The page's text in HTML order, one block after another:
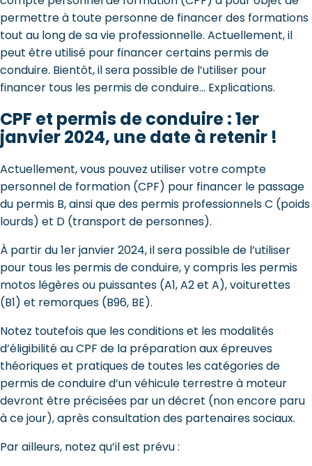
permettre à toute personne de financer des formations
tout au long de sa vie professionnelle. Actuellement, il
peut être utilisé pour financer certains permis de
conduire. Bientôt, il sera possible de l’utiliser pour
financer tous les permis de conduire… Explications.
CPF et permis de conduire : 1er
janvier 2024, une date à retenir !
Actuellement, vous pouvez utiliser votre compte
personnel de formation (CPF) pour financer le passage
du permis B, ainsi que des permis professionnels C (poids
lourds) et D (transport de personnes).
À partir du 1er janvier 2024, il sera possible de l’utiliser
pour tous les permis de conduire, y compris les permis
motos légères ou puissantes (A1, A2 et A), voiturettes
(B1) et remorques (B96, BE).
Notez toutefois que les conditions et les modalités
d’éligibilité au CPF de la préparation aux épreuves
théoriques et pratiques de toutes les catégories de
permis de conduire d’un véhicule terrestre à moteur
devront être précisées par un décret (non encore paru
à ce jour), après consultation des partenaires sociaux.
Par ailleurs, notez qu’il est prévu :